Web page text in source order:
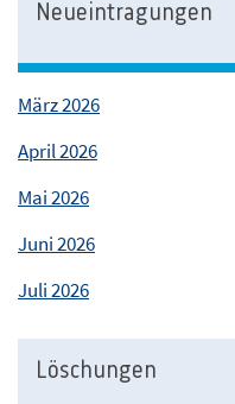
Neueintragungen
März 2026
April 2026
Mai 2026
Juni 2026
Juli 2026
Löschungen